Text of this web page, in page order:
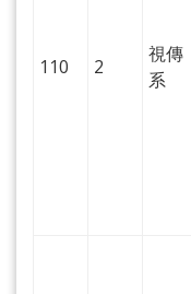
110 2
視傳
系